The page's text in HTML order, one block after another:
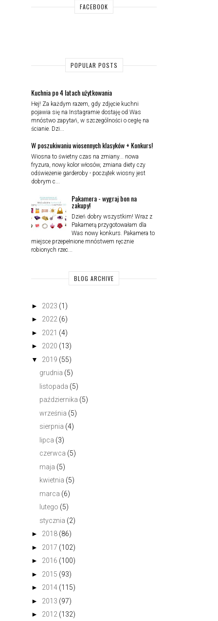
FACEBOOK
POPULAR POSTS
Kuchnia po 4 latach użytkowania
Hej! Za każdym razem, gdy zdjęcie kuchni
pojawia się na Instagramie dostaję od Was
mnóstwo zapytań, w szczególności o cegłę na
ścianie. Dzi...
W poszukiwaniu wiosennych klasyków + Konkurs!
Wiosna to świetny czas na zmiany... nowa
fryzura, nowy kolor włosów, zmiana diety czy
odświeżenie garderoby - początek wiosny jest
dobrym c...
Pakamera - wygraj bon na
zakupy!
Dzień dobry wszystkim! Wraz z
Pakamerą przygotowałam dla
Was nowy konkurs. Pakamera to
miejsce przepełnione mnóstwem ręcznie
robionych rzec...
BLOG ARCHIVE
► 2023 (1)
► 2022 (6)
► 2021 (4)
► 2020 (13)
▼
2019 (55)
grudnia (5)
listopada (5)
października (5)
września (5)
sierpnia (4)
lipca (3)
czerwca (5)
maja (5)
kwietnia (5)
marca (6)
lutego (5)
stycznia (2)
► 2018 (86)
► 2017 (102)
► 2016 (100)
► 2015 (93)
► 2014 (115)
► 2013 (97)
► 2012 (132)